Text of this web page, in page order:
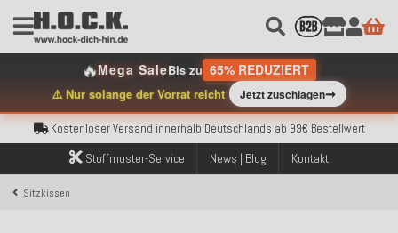
🔥Mega SaleBis zu 65% REDUZIERT
⚠️ Nur solange der Vorrat reicht Jetzt zuschlagen➞
Kostenloser Versand innerhalb Deutschlands ab 99€ Bestellwert
Über 120.000 erfolgreich versendete Bestellungen
Sicher bezahlen mit Klarna, PayPal & Amazon Pay
Kostenloser Versand innerhalb Deutschlands ab 99€ Bestellwert
Über 120.000 erfolgreich versendete Bestellungen
Sicher bezahlen mit Klarna, PayPal & Amazon Pay
Kostenloser Versand innerhalb Deutschlands ab 99€ Bestellwert
Stoffmuster-Service News | Blog Kontakt
Sitzkissen